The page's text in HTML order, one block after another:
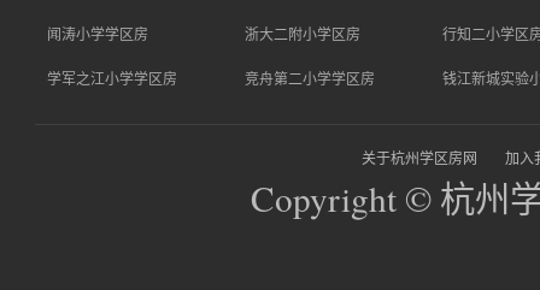
闻涛小学学区房 浙大二附小学区房 行知二小学区
学军之江小学学区房 竞舟第二小学学区房 钱江新城实验
关于杭州学区房网 加入
Copyright © 杭州